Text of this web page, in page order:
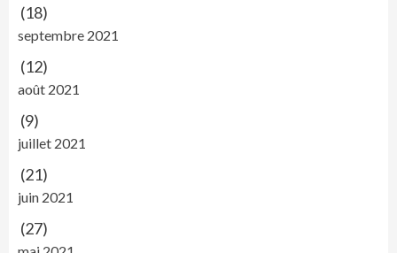
(18)
septembre 2021
(12)
août 2021
(9)
juillet 2021
(21)
juin 2021
(27)